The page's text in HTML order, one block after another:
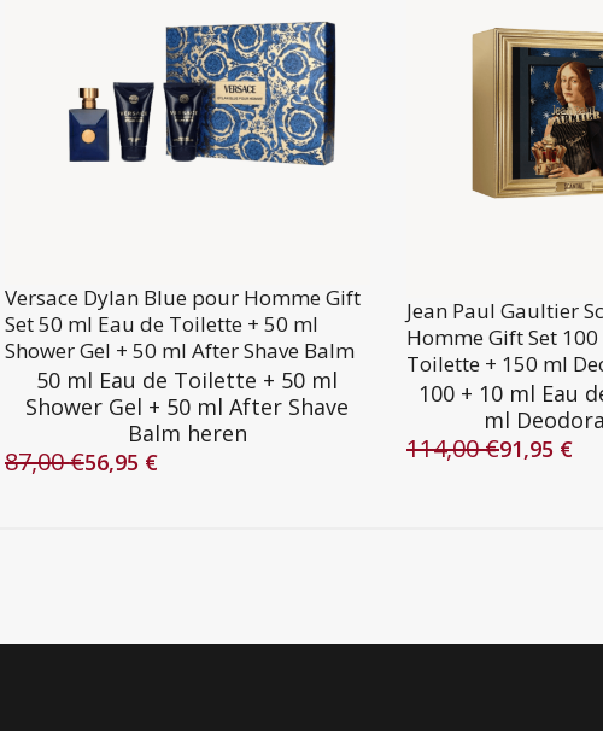
Versace Dylan Blue pour Homme Gift
Set 50 ml Eau de Toilette + 50 ml
Shower Gel + 50 ml After Shave Balm
50 ml Eau de Toilette + 50 ml
Shower Gel + 50 ml After Shave
Balm heren
87,00€
Oorspronkelijke
56,95 €
Huidige
Jean Paul Gaultier
Homme Gift Set
Toilette + 150 ml
100 + 10 ml Eau
ml
114,00€
Oorspronkelijke
91,95 €
Huidige